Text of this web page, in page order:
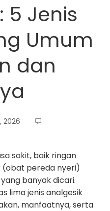
5 Jenis
Umum
dan
2026
sakit, baik ringan
(obat pereda nyeri)
banyak dicari.
lima jenis analgesik
manfaatnya, serta